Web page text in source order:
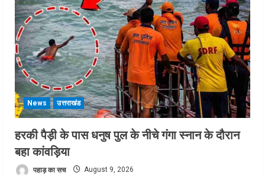
News उत्तराखंड
हरकी पैड़ी के पास धनुष पुल के नीचे गंगा स्नान के दौरान
बहा कांवड़िया
पहाड़ का सच August 9, 2026